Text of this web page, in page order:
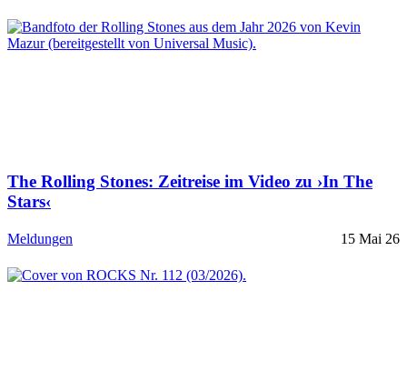
The Rolling Stones: Zeitreise im Video zu ›In The
Stars‹
Meldungen 15 Mai 26